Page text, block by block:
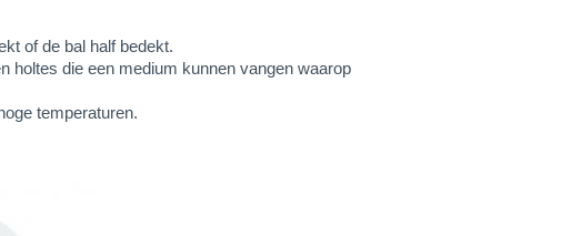
of de bal half bedekt.
holtes die een medium kunnen vangen waarop
temperaturen.